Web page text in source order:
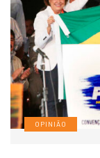
OPINIÃO